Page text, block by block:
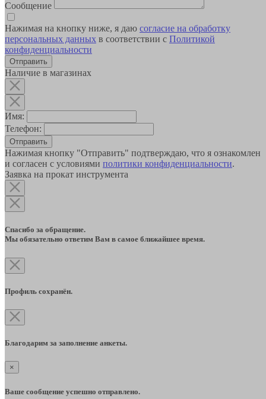
Сообщение
Нажимая на кнопку ниже, я даю согласие на обработку
персональных данных в соответствии с Политикой
конфиденциальности
Наличие в магазинах
Имя:
Телефон:
Отправить
Нажимая кнопку "Отправить" подтверждаю, что я ознакомлен
и согласен с условиями политики конфиденциальности.
Заявка на прокат инструмента
Спасибо за обращение.
Мы обязательно ответим Вам в самое ближайшее время.
Профиль сохранён.
Благодарим за заполнение анкеты.
×
Ваше сообщение успешно отправлено.